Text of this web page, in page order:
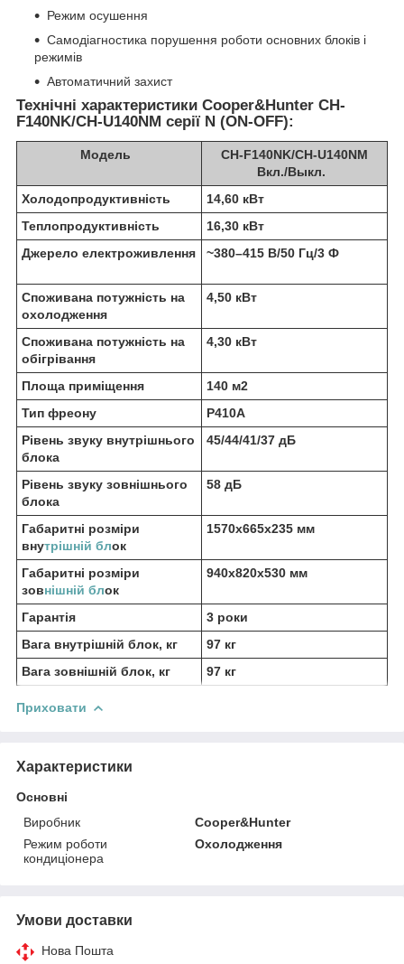
Режим осушення
Самодіагностика порушення роботи основних блоків і
режимів
Автоматичний захист
Технічні характеристики Cooper&Hunter CH-
F140NK/CH-U140NM серії N (ON-OFF):
Модель
CH-F140NK/CH-U140NM
Вкл./Выкл.
Холодопродуктивність
14,60 кВт
Теплопродуктивність
16,30 кВт
Джерело електроживлення
~380–415 В/50 Гц/3 Ф
Споживана потужність на
охолодження
4,50 кВт
Споживана потужність на
обігрівання
4,30 кВт
Площа приміщення
140 м2
Тип фреону
Р410А
Рівень звуку внутрішнього
блока
45/44/41/37 дБ
Рівень звуку зовнішнього
блока
58 дБ
Габаритні розміри
внутрішній блок
1570x665x235 мм
Габаритні розміри
зовнішній блок
940x820x530 мм
Гарантія
3 роки
Вага внутрішній блок, кг
97 кг
Вага зовнішній блок, кг
97 кг
Приховати
Характеристики
Основні
Виробник
Cooper&Hunter
Режим роботи
кондиціонера
Охолодження
Умови доставки
Нова Пошта